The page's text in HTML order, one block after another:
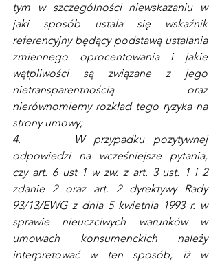
tym w szczególności niewskazaniu w
jaki sposób ustala się wskaźnik
referencyjny będący podstawą ustalania
zmiennego oprocentowania i jakie
wątpliwości są związane z jego
nietransparentnością oraz
nierównomierny rozkład tego ryzyka na
strony umowy;
4.      W przypadku pozytywnej
odpowiedzi na wcześniejsze pytania,
czy art. 6 ust 1 w zw. z art. 3 ust. 1 i 2
zdanie 2 oraz art. 2 dyrektywy Rady
93/13/EWG z dnia 5 kwietnia 1993 r. w
sprawie nieuczciwych warunków w
umowach konsumenckich należy
interpretować w ten sposób, iż w